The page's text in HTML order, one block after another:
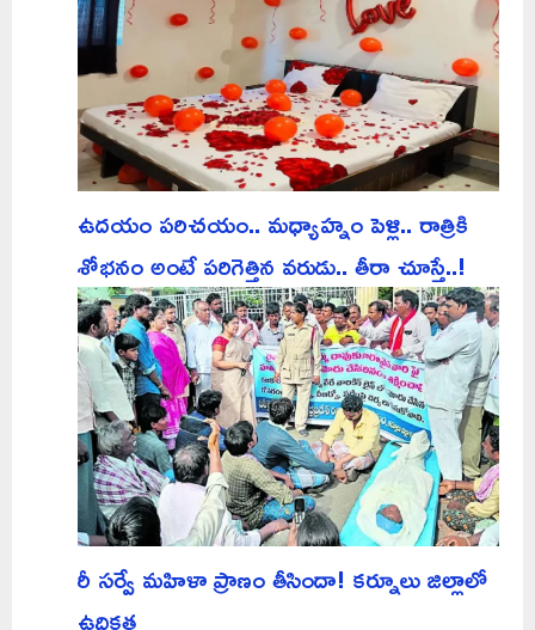
ఉదయం పరిచయం.. మధ్యాహ్నం పెళ్లి.. రాత్రికి
శోభనం అంటే పరిగెత్తిన వరుడు.. తీరా చూస్తే..!
రీ సర్వే మహిళా ప్రాణం తీసిందా! కర్నూలు జిల్లాలో
ఉద్రిక్తత